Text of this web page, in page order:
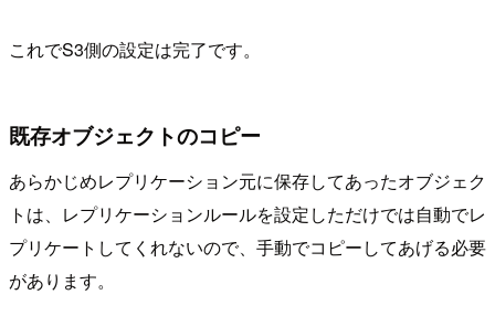
これでS3側の設定は完了です。
既存オブジェクトのコピー
あらかじめレプリケーション元に保存してあったオブジェク
トは、レプリケーションルールを設定しただけでは自動でレ
プリケートしてくれないので、手動でコピーしてあげる必要
があります。